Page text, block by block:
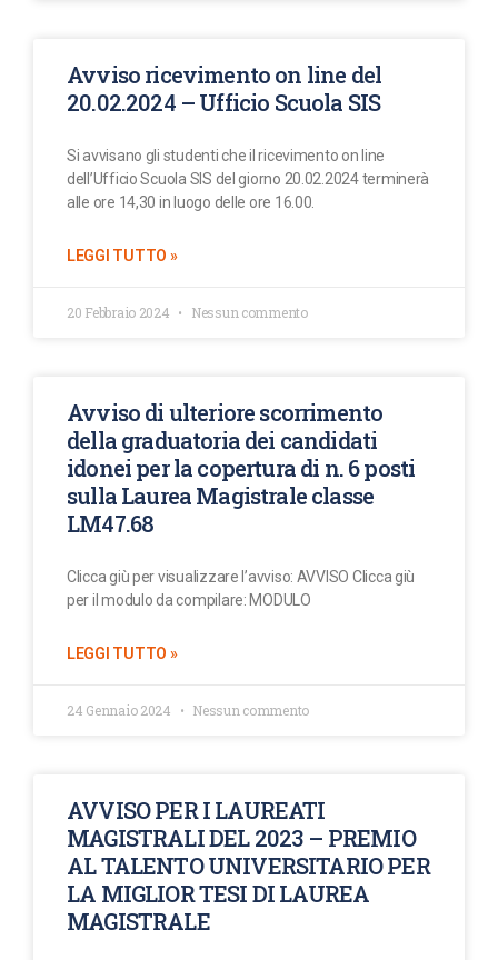
Avviso ricevimento on line del
20.02.2024 – Ufficio Scuola SIS
Si avvisano gli studenti che il ricevimento on line
dell’Ufficio Scuola SIS del giorno 20.02.2024 terminerà
alle ore 14,30 in luogo delle ore 16.00.
LEGGI TUTTO »
20 Febbraio 2024 Nessun commento
Avviso di ulteriore scorrimento
della graduatoria dei candidati
idonei per la copertura di n. 6 posti
sulla Laurea Magistrale classe
LM47.68
Clicca giù per visualizzare l’avviso: AVVISO Clicca giù
per il modulo da compilare: MODULO
LEGGI TUTTO »
24 Gennaio 2024 Nessun commento
AVVISO PER I LAUREATI
MAGISTRALI DEL 2023 – PREMIO
AL TALENTO UNIVERSITARIO PER
LA MIGLIOR TESI DI LAUREA
MAGISTRALE